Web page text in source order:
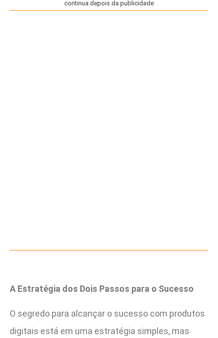
continua depois da publicidade
A Estratégia dos Dois Passos para o Sucesso
O segredo para alcançar o sucesso com produtos
digitais está em uma estratégia simples, mas